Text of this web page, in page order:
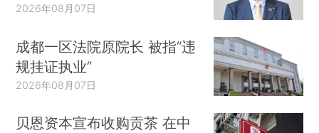
2026年08月07日
成都一区法院原院长 被指“违
规挂证执业”
2026年08月07日
贝恩资本宣布收购贡茶 在中